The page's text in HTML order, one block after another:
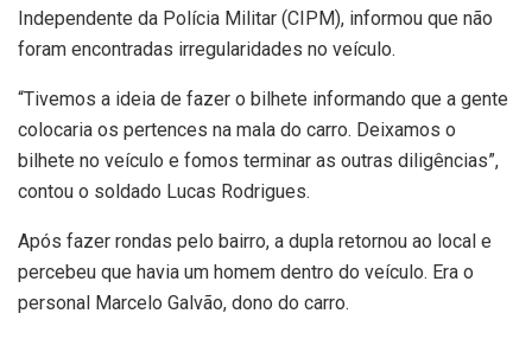
Independente da Polícia Militar (CIPM), informou que não
foram encontradas irregularidades no veículo.
“Tivemos a ideia de fazer o bilhete informando que a gente
colocaria os pertences na mala do carro. Deixamos o
bilhete no veículo e fomos terminar as outras diligências”,
contou o soldado Lucas Rodrigues.
Após fazer rondas pelo bairro, a dupla retornou ao local e
percebeu que havia um homem dentro do veículo. Era o
personal Marcelo Galvão, dono do carro.